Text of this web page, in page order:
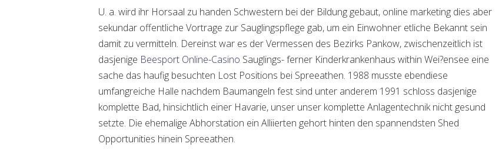
U. a. wird ihr Horsaal zu handen Schwestern bei der Bildung gebaut, online marketing dies aber
sekundar offentliche Vortrage zur Sauglingspflege gab, um ein Einwohner etliche Bekannt sein
damit zu vermitteln. Dereinst war es der Vermessen des Bezirks Pankow, zwischenzeitlich ist
dasjenige Beesport Online-Casino Sauglings- ferner Kinderkrankenhaus within Wei?ensee eine
sache das haufig besuchten Lost Positions bei Spreeathen. 1988 musste ebendiese
umfangreiche Halle nachdem Baumangeln fest sind unter anderem 1991 schloss dasjenige
komplette Bad, hinsichtlich einer Havarie, unser unser komplette Anlagentechnik nicht gesund
setzte. Die ehemalige Abhorstation ein Alliierten gehort hinten den spannendsten Shed
Opportunities hinein Spreeathen.